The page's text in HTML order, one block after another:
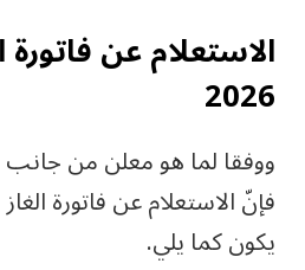
الاستعلام عن
2026
ووفقا لما هو معلن من جانب
يكون كما يلي.